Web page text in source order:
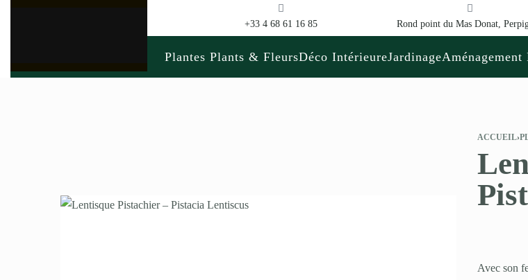
+33 4 68 61 16 85 Rond point du Mas Donat,
Plantes Plants & FleursDéco IntérieureJardinage
ACCUEIL›
Avec son